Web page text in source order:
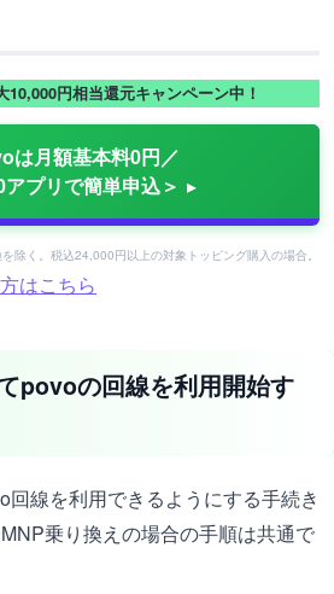
10,000円相当還元キャンペーン中！
は月額基本料0円／
プリで簡単申込＞
除く。税込24,000円以上の対象トッピング購入の場合。
はこちら
povoの回線を利用開始す
回線を利用できるようにする手続き
乗り換えの場合の手順は共通で